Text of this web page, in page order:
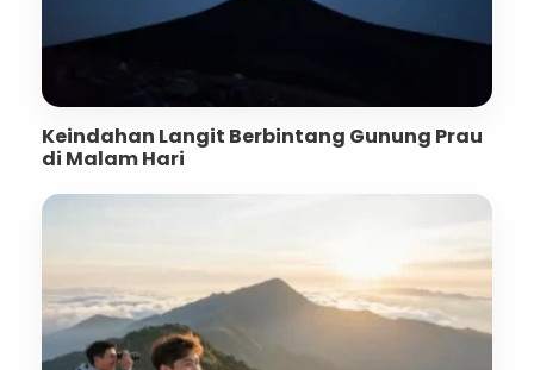
Keindahan Langit Berbintang Gunung Prau
di Malam Hari